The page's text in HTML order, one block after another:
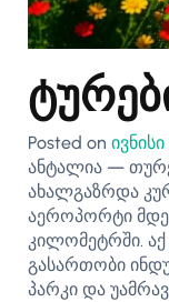
Posted on
ანტალია —
ახალგაზრდა
აეროპორტი
კილომეტრში. აქ
გასართობი
პარკი და